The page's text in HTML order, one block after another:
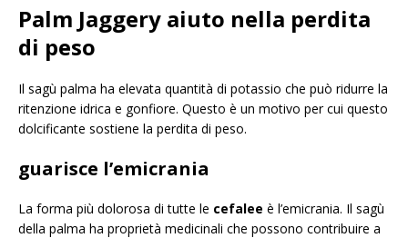
Palm Jaggery aiuto nella perdita
di peso
Il sagù palma ha elevata quantità di potassio che può ridurre la
ritenzione idrica e gonfiore. Questo è un motivo per cui questo
dolcificante sostiene la perdita di peso.
guarisce l’emicrania
La forma più dolorosa di tutte le cefalee è l’emicrania. Il sagù
della palma ha proprietà medicinali che possono contribuire a